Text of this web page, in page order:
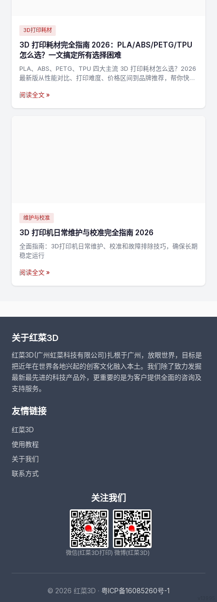
3D打印耗材
3D 打印耗材完全指南 2026：PLA/ABS/PETG/TPU
怎么选？一文搞定所有选择困难
PLA、ABS、PETG、TPU 四大主流 3D 打印耗材怎么选？2026
最新版从性能对比、打印难度、价格区间到品牌推荐，帮你快速
阅读全文 »
维护与校准
3D 打印机日常维护与校准完全指南 2026
全面指南：3D打印机日常维护、校准和故障排除技巧，确保长期
稳定运行
阅读全文 »
关于红菜3D
红菜3D(广州虹菜科技有限公司)扎根于广州，放眼世界，目标是
把近年在世界各地兴起的创客文化融入本土。我们除了致力发掘
最新最先进的科技产品外，更重要的是为客户提供全面的咨询及
支持服务。
友情链接
红菜3D
使用教程
关于我们
联系方式
关注我们
微信(红菜3D打印) 微博(红菜3D)
© 2026 红菜3D · 粤ICP备16085260号-1